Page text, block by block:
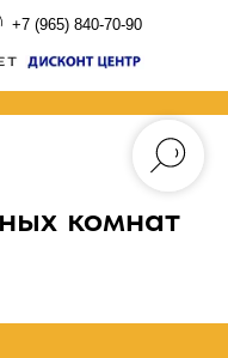
+7 (965) 840-70-90
комнат